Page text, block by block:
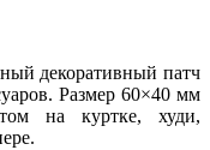
декоративный патч
Размер 60×40 мм
на куртке, худи,